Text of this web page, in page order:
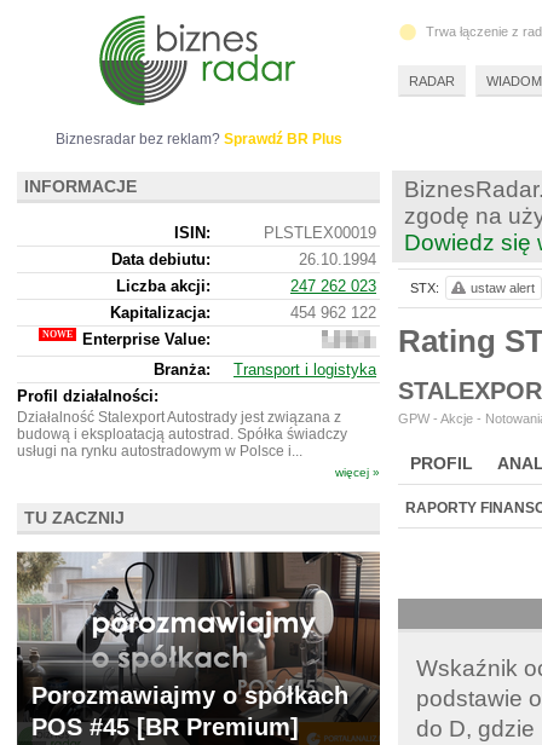
zgodę na
Dowiedz się
Rating
GPW - Akcje -
PROFIL
BR LAB
RAPORTY
Wskaźnik
podstawie
do D, gdzie
STX: ustaw alert
Biznesradar bez reklam? Sprawdź BR Plus
INFORMACJE
ISIN:
PLSTLEX00019
Data debiutu:
26.10.1994
Liczba akcji:
247 262 023
Kapitalizacja:
454 962 122
Enterprise Value:
-228
320
878
Branża:
Transport i logistyka
Profil działalności:
Działalność Stalexport Autostrady jest związana z
budową i eksploatacją autostrad. Spółka świadczy
usługi na rynku autostradowym w Polsce i...
więcej »
TU ZACZNIJ
Porozmawiajmy o spółkach
POS #45 [BR Premium]
Trwa łączenie z
RADAR